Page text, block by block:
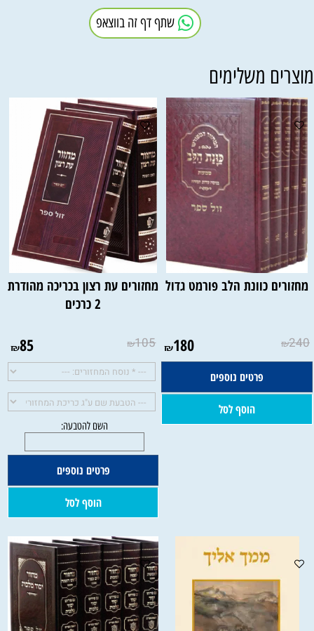
שתף דף זה בווצאפ
משלימים
מחזורים כוונת הלב פורמט גדול
₪240
₪180
פרטים נוספים
הוסף לסל
מחזורים עת רצון בכריכה מהודרת
2 כרכים
₪105
₪85
פרטים נוספים
הוסף לסל